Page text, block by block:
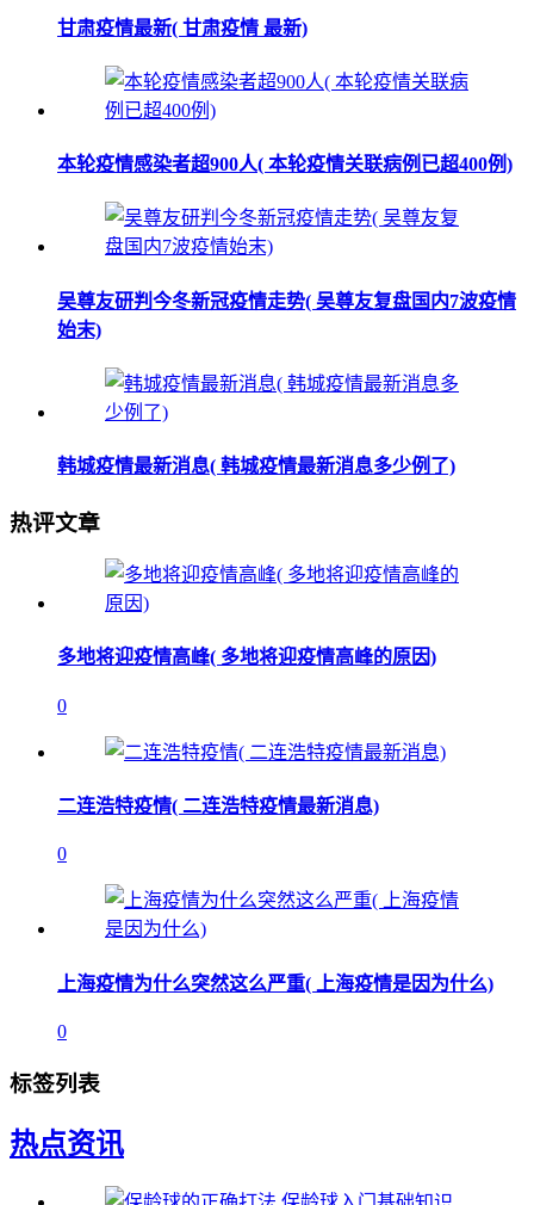
甘肃疫情最新( 甘肃疫情 最新)
本轮疫情感染者超900人( 本轮疫情关联病例已超400例)
吴尊友研判今冬新冠疫情走势( 吴尊友复盘国内7波疫情
始末)
韩城疫情最新消息( 韩城疫情最新消息多少例了)
热评文章
多地将迎疫情高峰( 多地将迎疫情高峰的原因)
0
二连浩特疫情( 二连浩特疫情最新消息)
0
上海疫情为什么突然这么严重( 上海疫情是因为什么)
0
标签列表
热点资讯